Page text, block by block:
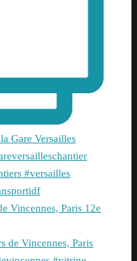
Vincennes, Paris 12e